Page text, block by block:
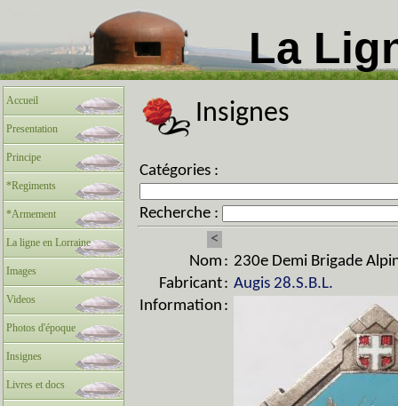
La
Accueil
Presentation
Principe
*Regiments
*Armement
La ligne en Lorraine
Images
Videos
Photos d'époque
Insignes
Livres et docs
Insignes
Catégories :
Recherche :
<
Nom : 230e Demi Brigade
Fabricant: Augis 28.S.B.L.
Information :